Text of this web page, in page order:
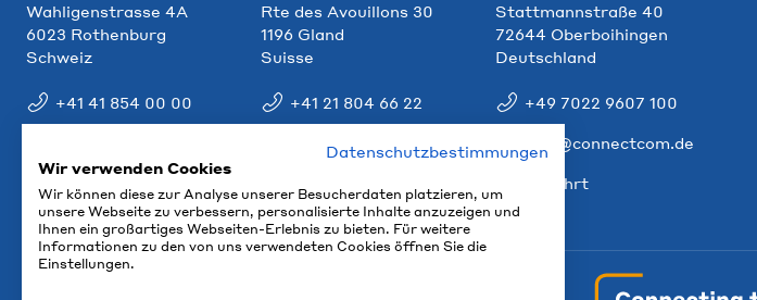
Wahligenstrasse 4A
6023 Rothenburg
Schweiz
+41 41 854 00 00
Rte des Avouillons 30
1196 Gland
Suisse
+41 21 804 66 22
info@ccm.ch
Stattmannstraße 40
72644 Oberboihingen
Deutschland
+49 7022 9607 100
info@connectcom.de
Anfahrt
Datenschutzbestimmungen
Wir verwenden Cookies
Wir können diese zur Analyse unserer Besucherdaten platzieren, um
unsere Webseite zu verbessern, personalisierte Inhalte anzuzeigen und
Ihnen ein großartiges Webseiten-Erlebnis zu bieten. Für weitere
Informationen zu den von uns verwendeten Cookies öffnen Sie die
Einstellungen.